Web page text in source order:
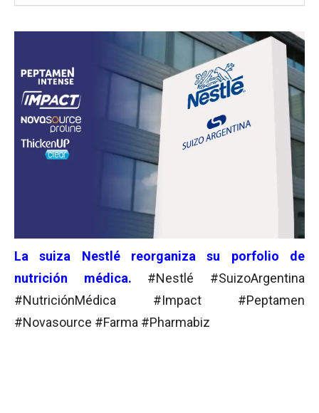
La suiza Nestlé reorganiza su porfolio de
nutrición médica.
#Nestlé #SuizoArgentina
#NutriciónMédica #Impact #Peptamen
#Novasource #Farma #Pharmabiz